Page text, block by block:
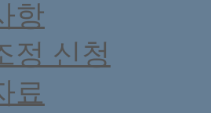
항
정 신청
료